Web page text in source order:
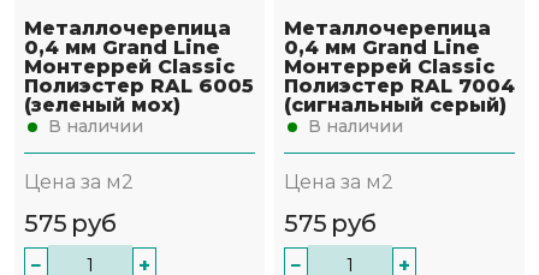
Металлочерепица
0,4 мм Grand Line
Монтеррей Classic
Полиэстер RAL 6005
(зеленый мох)
В наличии
Цена за м2
575 руб
− +
Металлочерепица
0,4 мм Grand Line
Монтеррей Classic
Полиэстер RAL 7004
(сигнальный серый)
В наличии
Цена за м2
575 руб
− +